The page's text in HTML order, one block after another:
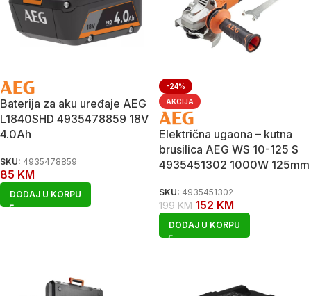
Baterija za aku uređaje AEG
L1840SHD 4935478859 18V
4.0Ah
SKU: 4935478859
85 KM
DODAJ U KORPU
-24%
AKCIJA
Električna ugaona – kutna
brusilica AEG WS 10-125 S
4935451302 1000W 125mm
SKU: 4935451302
199KM 152 KM
DODAJ U KORPU